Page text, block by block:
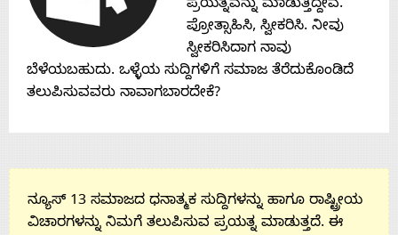
ಪ್ರಯತ್ನವನ್ನು ಮಾಡುತ್ತಿದ್ದೇವೆ.
ಪ್ರೋತ್ಸಾಹಿಸಿ, ಸ್ವೀಕರಿಸಿ. ನೀವು
ಸ್ವೀಕರಿಸಿದಾಗ ನಾವು
ಬೆಳೆಯಬಹುದು. ಒಳ್ಳೆಯ ಸುದ್ದಿಗಳಿಗೆ ಸಮಾಜ ತೆರೆದುಕೊಂಡಿದೆ
ತಲುಪಿಸುವವರು ನಾವಾಗಬಾರದೇಕೆ?
ನ್ಯೂಸ್ 13 ಸಮಾಜದ ಧನಾತ್ಮಕ ಸುದ್ದಿಗಳನ್ನು ಹಾಗೂ ರಾಷ್ಟ್ರೀಯ
ವಿಚಾರಗಳನ್ನು ನಿಮಗೆ ತಲುಪಿಸುವ ಪ್ರಯತ್ನ ಮಾಡುತ್ತದೆ. ಈ